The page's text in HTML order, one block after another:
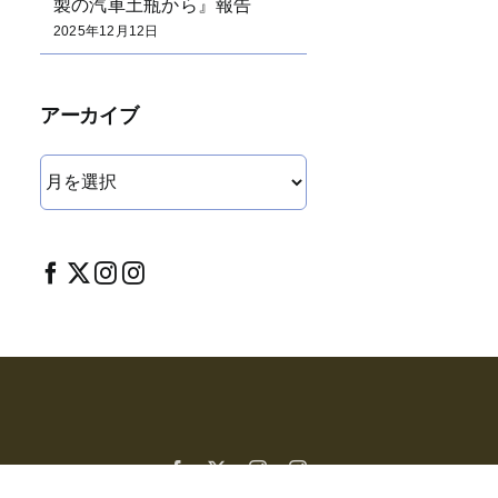
製の汽車土瓶から』報告
2025年12月12日
アーカイブ
イ
ブ
Facebook
X InstagramInstagram